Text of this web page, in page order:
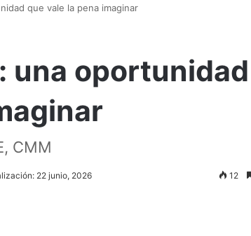
que vale la pena imaginar
una
CMM
22 junio, 2026 12